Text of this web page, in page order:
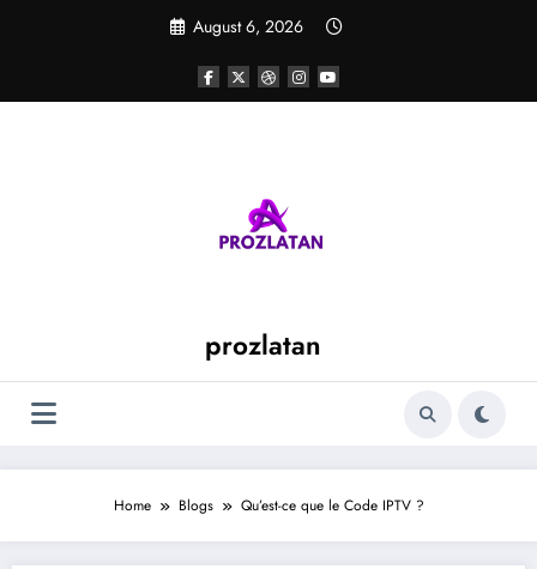
August 6, 2026
prozlatan
Home Blogs Qu’est-ce que le Code IPTV ?